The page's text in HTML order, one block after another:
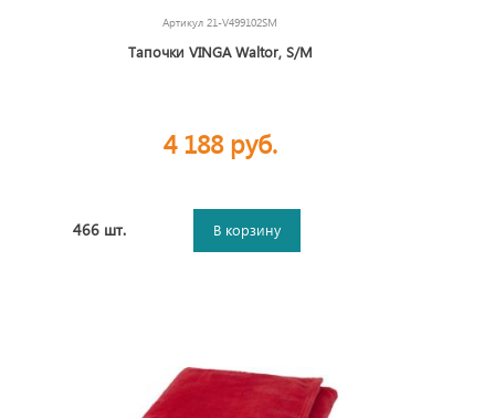
Артикул 21-V499102SM
Тапочки VINGA Waltor, S/M
4 188 руб.
466 шт. В корзину